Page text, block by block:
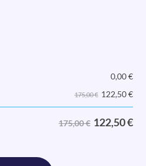
0,00€
175,00 € 122,50€
175,00 € 122,50€